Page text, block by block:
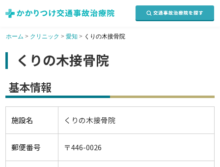
ホーム > クリニック > 愛知 > くりの木接骨院
くりの木接骨院
基本情報
施設名 くりの木接骨院
郵便番号 〒446-0026